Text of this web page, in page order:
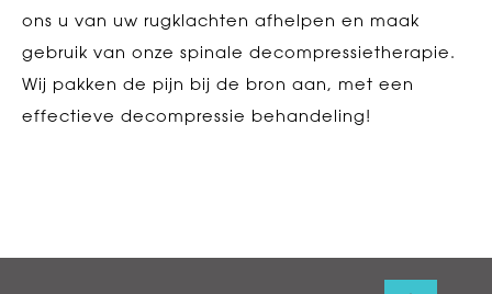
ons u van uw rugklachten afhelpen en maak
gebruik van onze spinale decompressietherapie.
Wij pakken de pijn bij de bron aan, met een
effectieve decompressie behandeling!